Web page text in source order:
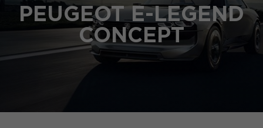
PEUGEOT E-LEGEND
CONCEPT